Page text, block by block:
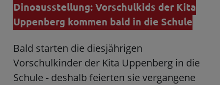
Dinoausstellung: Vorschulkids der Kita
Uppenberg kommen bald in die Schule
Bald starten die diesjährigen
Vorschulkinder der Kita Uppenberg in die
Schule - deshalb feierten sie vergangene